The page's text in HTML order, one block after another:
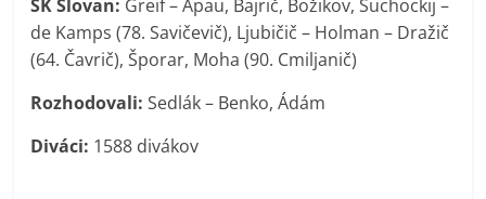
ŠK Slovan: Greif – Apau, Bajrič, Božikov, Suchockij –
de Kamps (78. Savičevič), Ljubičič – Holman – Dražič
(64. Čavrič), Šporar, Moha (90. Cmiljanič)
Rozhodovali: Sedlák – Benko, Ádám
Diváci: 1588 divákov